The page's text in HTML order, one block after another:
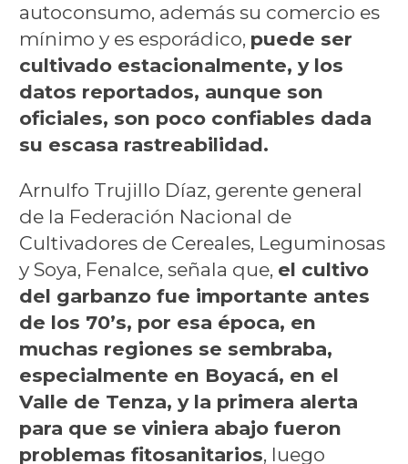
autoconsumo, además su comercio es
mínimo y es esporádico, puede ser
cultivado estacionalmente, y los
datos reportados, aunque son
oficiales, son poco confiables dada
su escasa rastreabilidad.
Arnulfo Trujillo Díaz, gerente general
de la Federación Nacional de
Cultivadores de Cereales, Leguminosas
y Soya, Fenalce, señala que, el cultivo
del garbanzo fue importante antes
de los 70’s, por esa época, en
muchas regiones se sembraba,
especialmente en Boyacá, en el
Valle de Tenza, y la primera alerta
para que se viniera abajo fueron
problemas fitosanitarios, luego